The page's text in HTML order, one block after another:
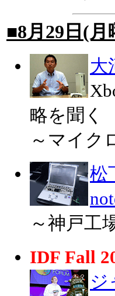
■8月29日(月
大
略を聞く
～マイク
松
～神戸工
IDF Fall
ジ